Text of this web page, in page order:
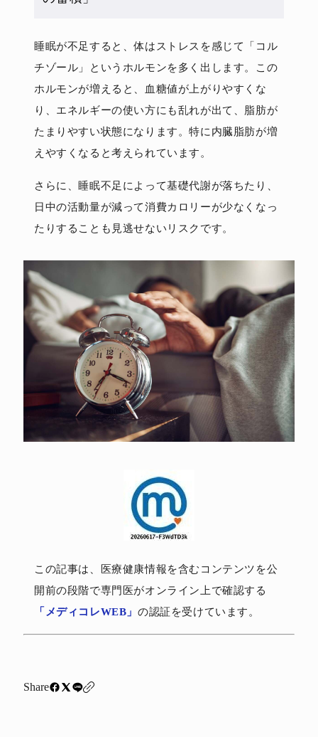
睡眠が不足すると、体はストレスを感じて「コル
チゾール」というホルモンを多く出します。この
ホルモンが増えると、血糖値が上がりやすくな
り、エネルギーの使い方にも乱れが出て、脂肪が
たまりやすい状態になります。特に内臓脂肪が増
えやすくなると考えられています。
さらに、睡眠不足によって基礎代謝が落ちたり、
日中の活動量が減って消費カロリーが少なくなっ
たりすることも見逃せないリスクです。
この記事は、医療健康情報を含むコンテンツを公
開前の段階で専門医がオンライン上で確認する
「メディコレWEB」 の認証を受けています。
Share